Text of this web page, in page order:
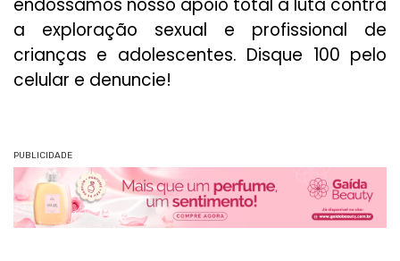
a exploração sexual e profissional de
crianças e adolescentes. Disque 100 pelo
celular e denuncie!
PUBLICIDADE